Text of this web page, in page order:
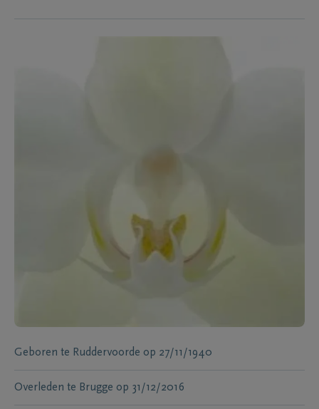
Geboren te Ruddervoorde op 27/11/1940
Overleden te Brugge op 31/12/2016